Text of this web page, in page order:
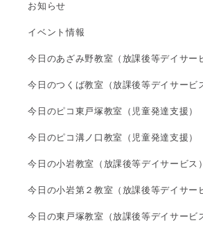
お知らせ
イベント情報
今日のあざみ野教室（放課後等デイサー
今日のつくば教室（放課後等デイサービ
今日のピコ東戸塚教室（児童発達支援）
今日のピコ溝ノ口教室（児童発達支援）
今日の小岩教室（放課後等デイサービス）
今日の小岩第２教室（放課後等デイサー
今日の東戸塚教室（放課後等デイサービ